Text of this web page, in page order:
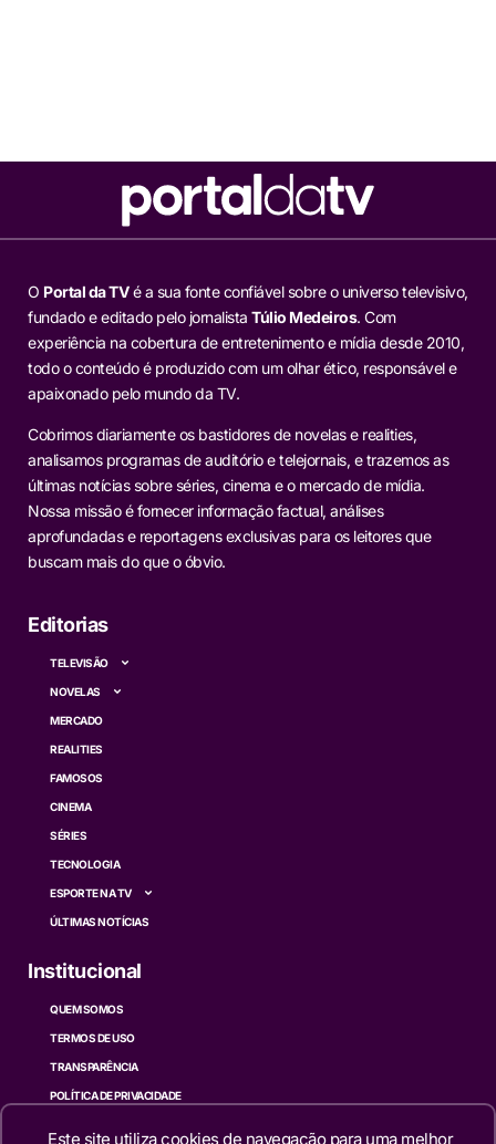
O Portal da TVé a sua fonte confiável sobre o universo televisivo,
fundado e editado pelo jornalista Túlio Medeiros. Com
experiência na cobertura de entretenimento e mídia desde 2010,
todo o conteúdo é produzido com um olhar ético, responsável e
apaixonado pelo mundo da TV.
Cobrimos diariamente os bastidores de novelas e realities,
analisamos programas de auditório e telejornais, e trazemos as
últimas notícias sobre séries, cinema e o mercado de mídia.
Nossa missão é fornecer informação factual, análises
aprofundadas e reportagens exclusivas para os leitores que
buscam mais do que o óbvio.
Editorias
TELEVISÃO
NOVELAS
MERCADO
REALITIES
FAMOSOS
CINEMA
SÉRIES
TECNOLOGIA
ESPORTE NA TV
ÚLTIMAS NOTÍCIAS
Institucional
QUEM SOMOS
TERMOS DE USO
TRANSPARÊNCIA
POLÍTICA DE PRIVACIDADE
Este site utiliza cookies de navegação para uma melhor